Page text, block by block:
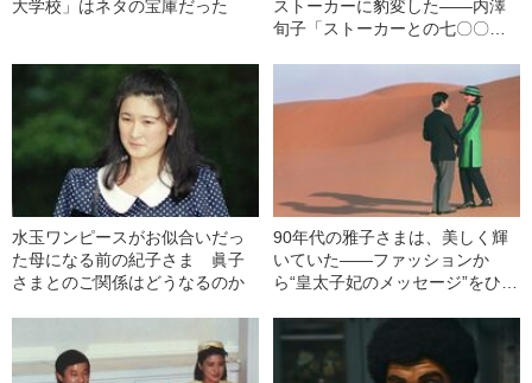
大学校」はネタの宝庫だった
ストーカーに豹変した――内澤
旬子「ストーカーとの七〇〇日
水玉ワンピースがお似合いだっ
た母になる前の紀子さま 眞子
さまとのご関係はどうなるのか
90年代の雅子さまは、美しく輝
いていた――ファッションか
ら“皇太子妃のメッセージ”をひも